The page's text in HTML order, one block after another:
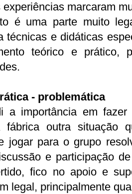
experiências marcaram
é uma parte muito
técnicas e didáticas
teórico e prático,
- problemática
a importância em
fábrica outra situação
jogar para o grupo
e participação
fico no apoio e
legal, principalmente